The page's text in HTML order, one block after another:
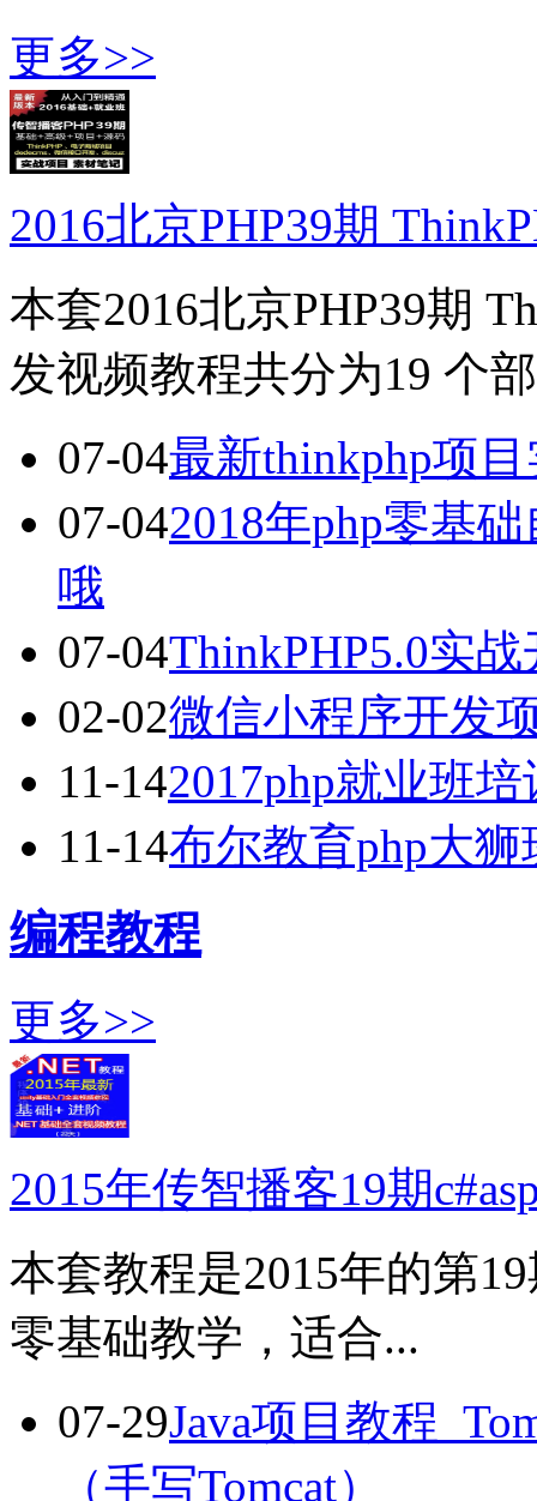
更多>>
2016北京PHP39期
本套2016北京PHP39期
发视频教程共分为19 个
07-04最新thinkphp项
07-042018年php零基
哦
07-04ThinkPHP5.0实
02-02微信小程序开发
11-142017php就业班
11-14布尔教育php大
编程教程
更多>>
2015年传智播客19期
本套教程是2015年的第
零基础教学，适合...
07-29Java项目教程
（手写Tomcat）